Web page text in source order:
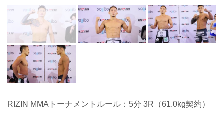
RIZIN MMAトーナメントルール：5分 3R（61.0kg契約）